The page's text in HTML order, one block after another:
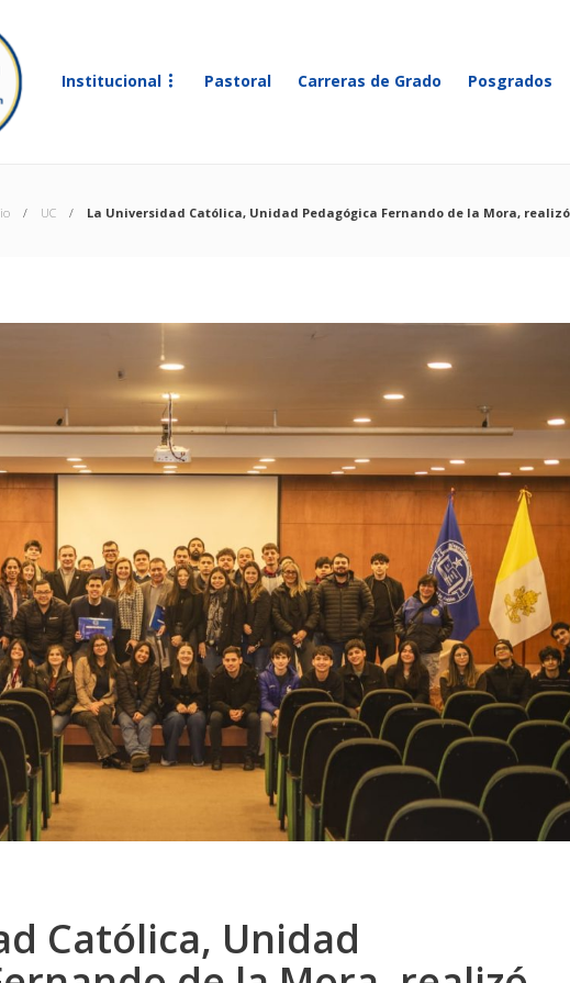
Institucional Pastoral Carreras de Grado Posgrados
UC La Universidad Católica, Unidad Pedagógica Fernando de la Mora,
Católica, Unidad